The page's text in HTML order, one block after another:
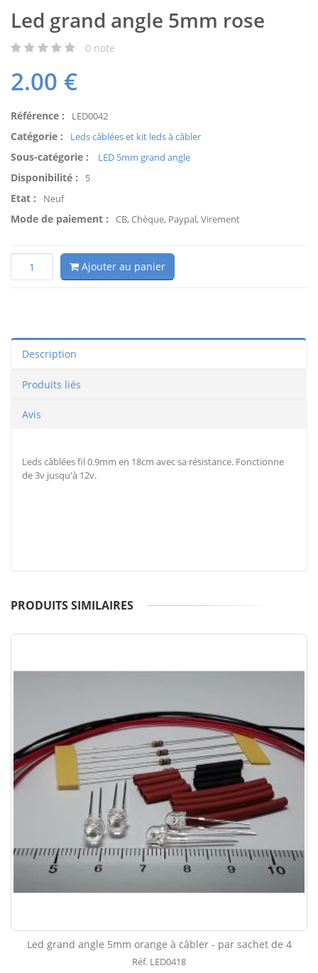
Led grand angle 5mm rose
0 note
2.00 €
Référence : LED0042
Catégorie : Leds câblées et kit leds à câbler
Sous-catégorie : LED 5mm grand angle
Disponibilité : 5
Etat : Neuf
Mode de paiement : CB, Chèque, Paypal, Virement
Ajouter au panier
Description
Produits liés
Avis
Leds câblées fil 0.9mm en 18cm avec sa résistance. Fonctionne
de 3v jusqu'à 12v.
PRODUITS SIMILAIRES
Led grand angle 5mm orange à câbler - par sachet de 4
Réf. LED0418